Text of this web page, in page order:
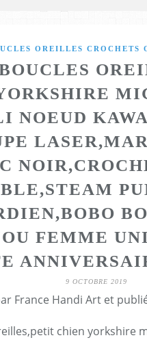
OREILLES CROCHETS
NOEUD
FEMME
9 OCTOBRE 2019
France Handi Art et